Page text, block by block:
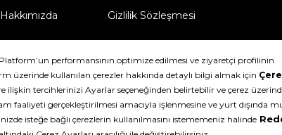
Hakkımızda Gizlilik Sözleşmesi